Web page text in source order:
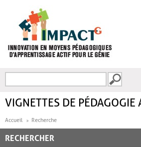
FORMULAIRE DE
VIGNETTES DE PÉDAGOGIE
Accueil Recherche
RECHERCHER